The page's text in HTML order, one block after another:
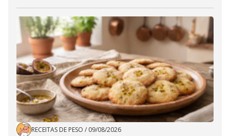
RECEITAS DE PESO / 09/08/2026